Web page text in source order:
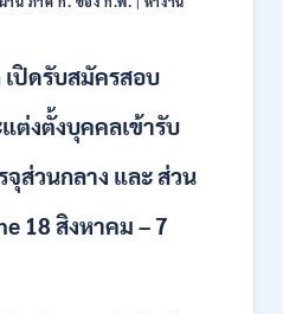
ปิดรับสมัครสอบ
ต่งตั้งบุคคลเข้ารับ
จุส่วนกลาง และ ส่วน
18 สิงหาคม – 7